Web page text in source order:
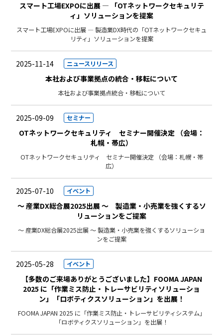
スマート工場EXPOに出展 — 「OTネットワークセキュリテ
ィ」ソリューションを提案
スマート工場EXPOに出展 — 製造業DX時代の「OTネットワークセキュ
リティ」ソリューションを提案
2025-11-14 ニュースリリース
本社および事業拠点の統合・移転について
本社および事業拠点統合・移転について
2025-09-09 セミナー
OTネットワークセキュリティ セミナー開催決定 （会場：
札幌・帯広）
OTネットワークセキュリティ セミナー開催決定 （会場：札幌・帯
広）
2025-07-10 イベント
～ 産業DX総合展2025出展 ～ 製造業・小売業を強くするソ
リューションをご提案
～ 産業DX総合展2025出展 ～ 製造業・小売業を強くするソリューショ
ンをご提案
2025-05-28 イベント
【多数のご来場ありがとうございました】FOOMA JAPAN
2025 に「作業ミス防止・トレーサビリティソリューショ
ン」「ロボティクスソリューション」を出展！
FOOMA JAPAN 2025 に「作業ミス防止・トレーサビリティシステム」
「ロボティクスソリューション」を出展！